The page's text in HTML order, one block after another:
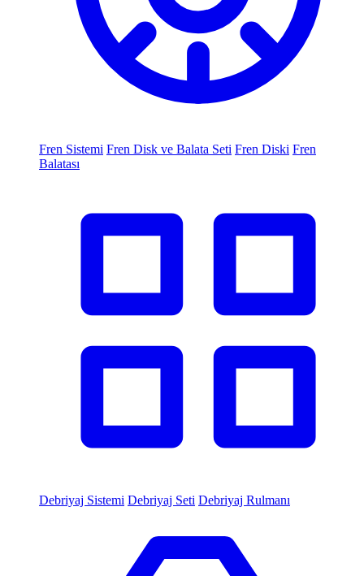
Fren Sistemi Fren Disk ve Balata Seti Fren Diski Fren
Balatası
Debriyaj Sistemi Debriyaj Seti Debriyaj Rulmanı